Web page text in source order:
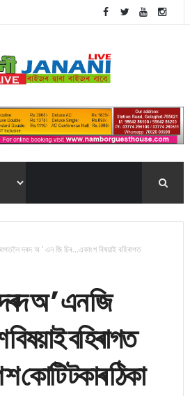
দৰদ অ ’ এন জি চিৰ...একাংশ বিষয়াই বহিৰাগত
অ ’ এন জি
বহিৰাগত
কোটি টকাৰ ঠিকা